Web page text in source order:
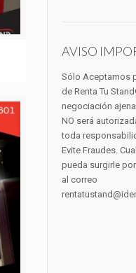
AVISO
Sólo Aceptamos
de Renta Tu
negociación
NO será
toda
Evite Fraudes.
pueda surgirle
al correo